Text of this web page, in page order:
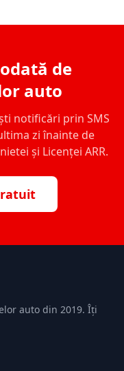
de
auto
notificări prin SMS
zi înainte de
și Licenței ARR.
auto din 2019. Îți